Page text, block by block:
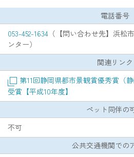
電話番号
053-452-1634 （【問い合わせ先】浜松
ンター）
関連リンク
第11回静岡県都市景観賞優秀賞（
受賞【平成10年度】
ペット同伴の
不可
公共交通機関での